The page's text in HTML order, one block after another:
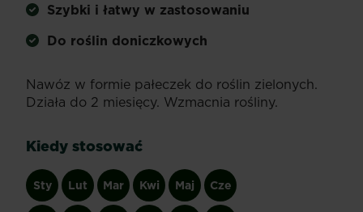
Szybki i łatwy w zastosowaniu
Do roślin doniczkowych
Nawóz w formie pałeczek do roślin zielonych.
Działa do 2 miesięcy. Wzmacnia rośliny.
Kiedy stosować
Sty Lut Mar Kwi Maj Cze